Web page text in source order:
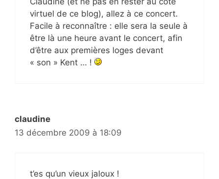
virtuel de ce blog), allez à ce concert.
Facile à reconnaître : elle sera la seule à
être là une heure avant le concert, afin
d’être aux premières loges devant
« son » Kent … !
claudine
13 décembre 2009 à 18:09
t’es qu’un vieux jaloux !